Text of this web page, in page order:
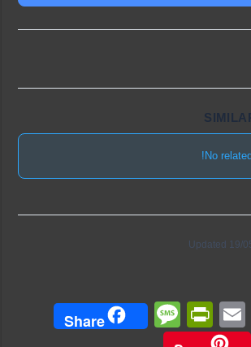
No
Updated 19/
W
h
E
m
Pr
in
M
Share